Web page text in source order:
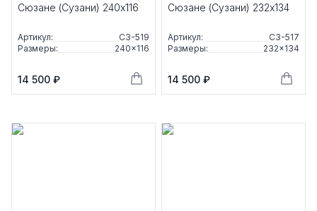
Сюзане (Сузани) 240x116
Артикул:
С3-519
Размеры:
240×116
14 500 ₽
Сюзане (Сузани) 232x134
Артикул:
С3-517
Размеры:
232×134
14 500 ₽